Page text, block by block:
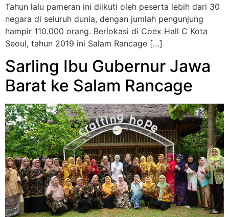
Tahun lalu pameran ini diikuti oleh peserta lebih dari 30
negara di seluruh dunia, dengan jumlah pengunjung
hampir 110.000 orang. Berlokasi di Coex Hall C Kota
Seoul, tahun 2019 ini Salam Rancage […]
Sarling Ibu Gubernur Jawa
Barat ke Salam Rancage